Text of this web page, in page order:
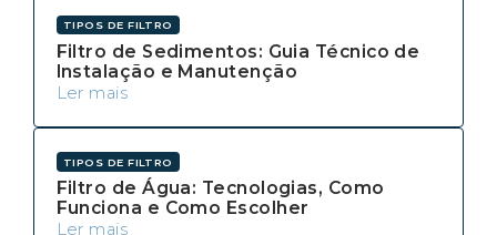
TIPOS DE FILTRO
Filtro de Sedimentos: Guia Técnico de
Instalação e Manutenção
Ler mais
TIPOS DE FILTRO
Filtro de Água: Tecnologias, Como
Funciona e Como Escolher
Ler mais